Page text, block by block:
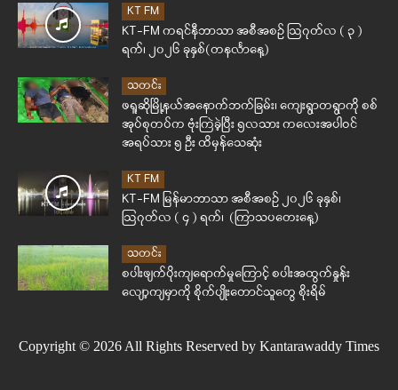
KT FM
KT-FM ကရင်နီဘာသာ အစီအစဉ် ဩဂုတ်လ ( ၃ )
ရက်၊ ၂၀၂၆ ခုနှစ်(တနင်္လာနေ့)
သတင်း
ဖရူဆိုမြို့နယ်အနောက်ဘက်ခြမ်း၊ ကျေးရွာတရွာကို စစ်
အုပ်စုတပ်က ဗုံးကြဲခဲ့ပြီး ၅လသား ကလေးအပါဝင်
အရပ်သား ၅ ဦး ထိမှန်သေဆုံး
KT FM
KT-FM မြန်မာဘာသာ အစီအစဉ် ၂၀၂၆ ခုနှစ်၊
ဩဂုတ်လ ( ၄ ) ရက်၊ (ကြာသပတေးနေ့)
သတင်း
စပါးဖျက်ပိုးကျရောက်မှုကြောင့် စပါးအထွက်နှုန်း
လျော့ကျမှာကို စိုက်ပျိုးတောင်သူတွေ စိုးရိမ်
Copyright © 2026 All Rights Reserved by Kantarawaddy Times